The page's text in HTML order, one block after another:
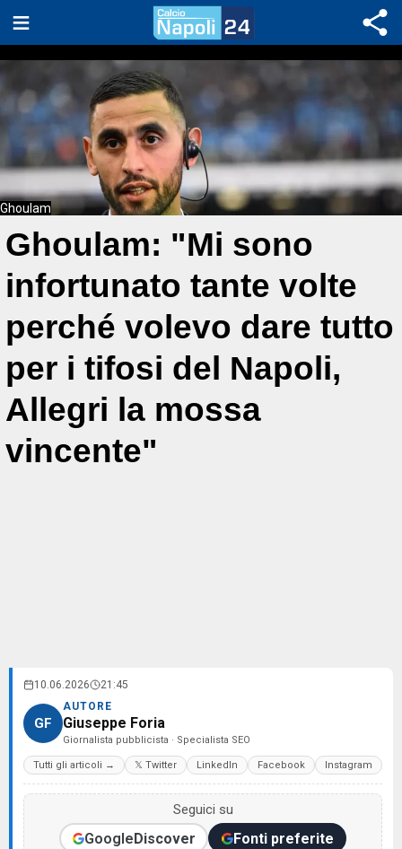
Ghoulam
Ghoulam: "Mi sono
infortunato tante volte
perché volevo dare tutto
per i tifosi del Napoli,
Allegri la mossa
vincente"
10.06.2026 21:45
GF
AUTORE
Giuseppe Foria
Giornalista pubblicista · Specialista SEO
Tutti gli articoli → 𝕏 Twitter LinkedIn Facebook Instagram
Seguici su
GoogleDiscover Fonti preferite